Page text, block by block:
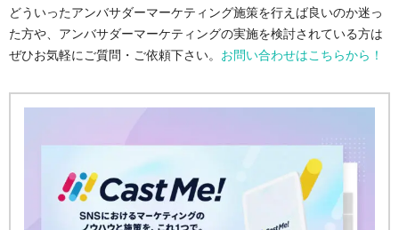
どういったアンバサダーマーケティング施策を行えば良いのか迷っ
た方や、アンバサダーマーケティングの実施を検討されている方は
ぜひお気軽にご質問・ご依頼下さい。 お問い合わせはこちらから！